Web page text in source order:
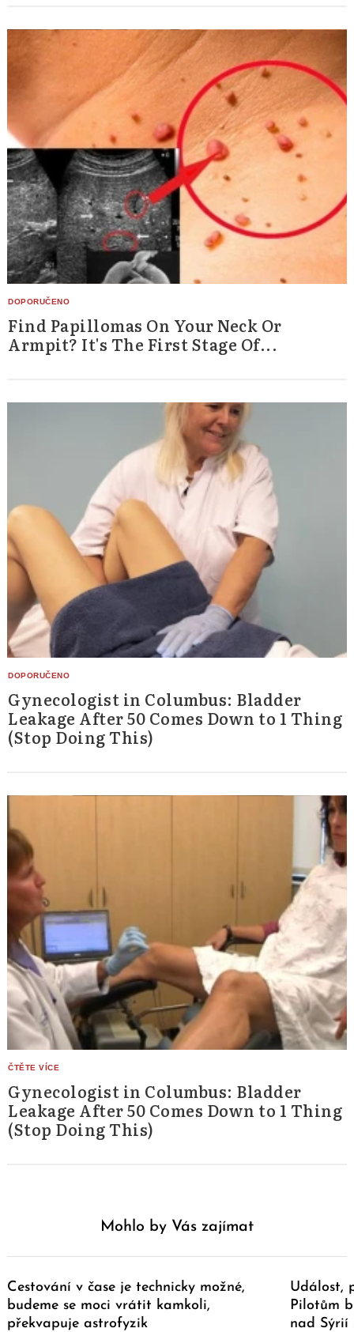
Find Papillomas On Your Neck Or
Armpit? It's The First Stage Of...
Gynecologist in Columbus: Bladder
Leakage After 50 Comes Down to 1 Thing
(Stop Doing This)
Gynecologist in Columbus: Bladder
Leakage After 50 Comes Down to 1 Thing
(Stop Doing This)
Mohlo by Vás zajímat
Cestování v čase je technicky možné,
budeme se moci vrátit kamkoli,
překvapuje astrofyzik
Událost,
Pilotům
nad Sýrií